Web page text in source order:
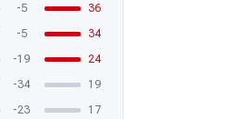
-5
36
-5
34
-19
24
-34
19
-23 17
staff des Verts